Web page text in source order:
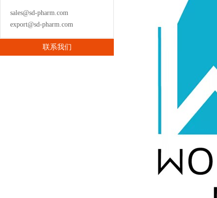
sales@sd-pharm.com
export@sd-pharm.com
联系我们